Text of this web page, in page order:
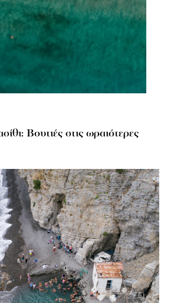
Βουτιές στις ωραιότερες